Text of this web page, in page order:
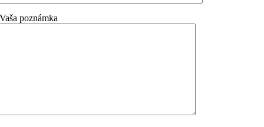
Vaša poznámka